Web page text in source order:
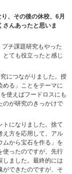
、その後の休校、6月
さんあったと思いま
チ課題研究もやった
とても役立ったと感じ
につながりました。授
める」ことをテーマに
使えばフードロスにも
のが研究のきっかけで
トになりました。捨て
え方を応用して、アル
ムから宝石を作る」を
使ったのですが、先行
しました。最終的には
ができたのですが、そ